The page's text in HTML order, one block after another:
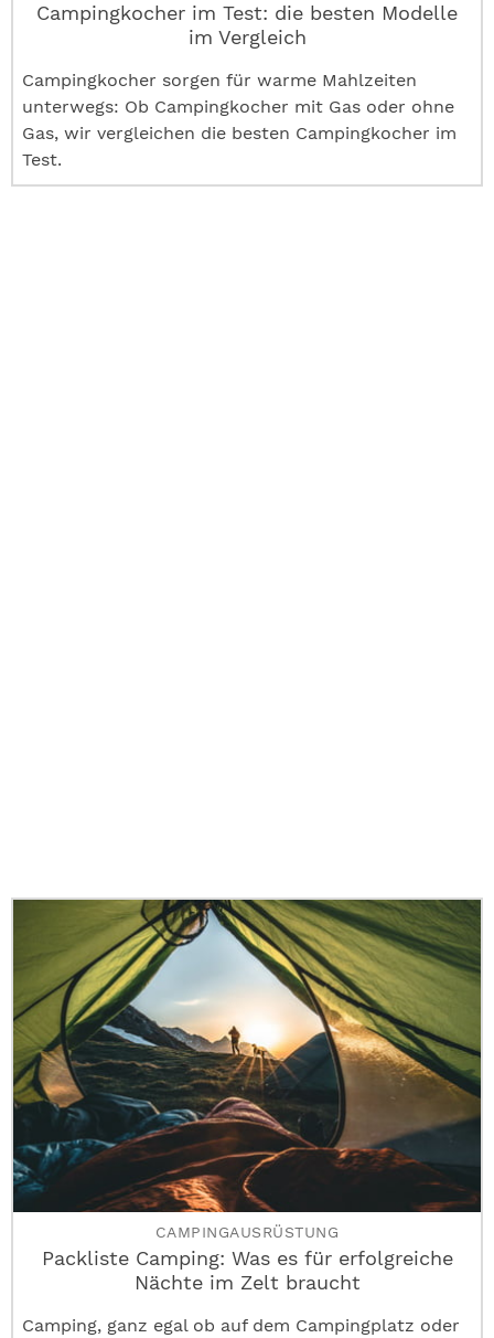
Campingkocher im Test: die besten Modelle
im Vergleich
Campingkocher sorgen für warme Mahlzeiten
unterwegs: Ob Campingkocher mit Gas oder ohne
Gas, wir vergleichen die besten Campingkocher im
Test.
CAMPINGAUSRÜSTUNG
Packliste Camping: Was es für erfolgreiche
Nächte im Zelt braucht
Camping, ganz egal ob auf dem Campingplatz oder